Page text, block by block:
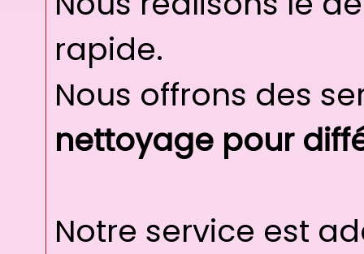
rapide.
Nous offrons des
nettoyage pour
Notre service est